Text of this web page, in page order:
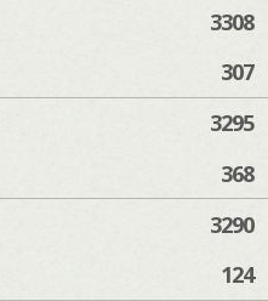
3308
307
3295
368
3290
124